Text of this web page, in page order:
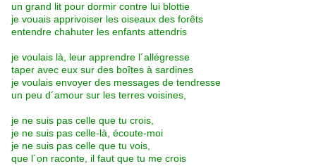
un grand lit pour dormir contre lui blottie
je vouais apprivoiser les oiseaux des forêts
entendre chahuter les enfants attendris
je voulais là, leur apprendre l´allégresse
taper avec eux sur des boîtes à sardines
je voulais envoyer des messages de tendresse
un peu d´amour sur les terres voisines,
je ne suis pas celle que tu crois,
je ne suis pas celle-là, écoute-moi
je ne suis pas celle que tu vois,
que l´on raconte, il faut que tu me crois